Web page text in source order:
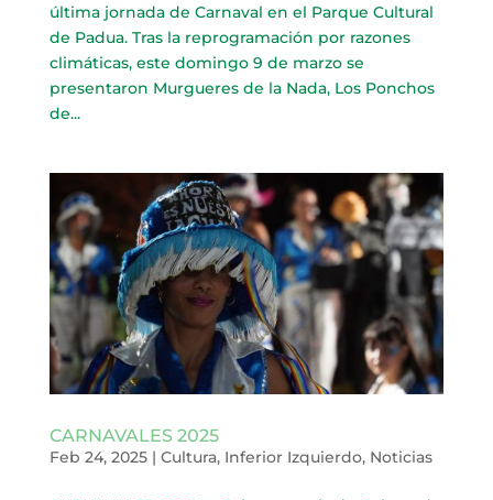
última jornada de Carnaval en el Parque Cultural
de Padua. Tras la reprogramación por razones
climáticas, este domingo 9 de marzo se
presentaron Murgueres de la Nada, Los Ponchos
de...
CARNAVALES 2025
Feb 24, 2025| Cultura, Inferior Izquierdo, Noticias